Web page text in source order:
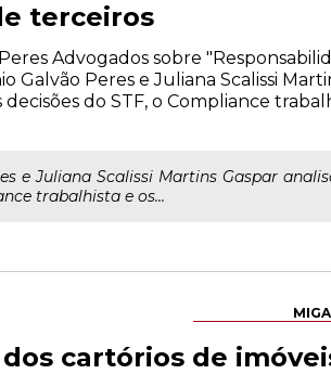
terceiros
Advogados sobre
Galvão Peres e Juliana Scalissi
do STF, o Compliance
e Juliana Scalissi Martins Gaspar
trabalhista e os...
cartórios de